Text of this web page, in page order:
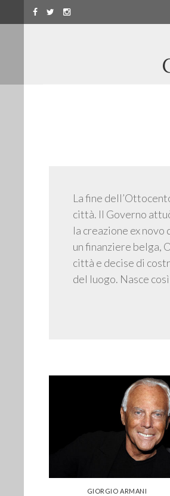
La fine
città. Il Governo
la creazione ex
un finanziere belga,
città e decise di
del luogo. Nasce
GIORGIO ARMANI